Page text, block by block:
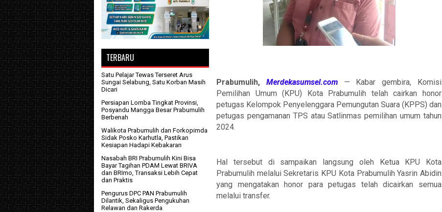
Prabumulih, Merdekasumsel.com— Kabar gembira, Komisi
Pemilihan Umum (KPU) Kota Prabumulih telah cairkan honor
petugas Kelompok Penyelenggara Pemungutan Suara (KPPS) dan
petugas pengamanan TPS atau Satlinmas pemilihan umum tahun
2024.
Hal tersebut di sampaikan langsung oleh Ketua KPU Kota
Prabumulih melalui Sekretaris KPU Kota Prabumulih Yasrin Abidin
yang mengatakan honor para petugas telah dicairkan semua
melalui transfer.
TERBARU
Satu Pelajar Tewas Terseret Arus
Sungai Selabung, Satu Korban Masih
Dicari
Persiapan Lomba Tingkat Provinsi,
Posyandu Mangga Besar Prabumulih
Berbenah
Walikota Prabumulih dan Forkopimda
Sidak Posko Karhutla, Pastikan
Kesiapan Hadapi Kebakaran
Nasabah BRI Prabumulih Kini Bisa
Bayar Tagihan PDAM Lewat BRIVA
dan BRImo, Transaksi Lebih Cepat
dan Praktis
Pengurus DPC PAN Prabumulih
Dilantik, Sekaligus Pengukuhan
Relawan dan Rakerda